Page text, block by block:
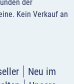
der
Kein Verkauf an
Neu im